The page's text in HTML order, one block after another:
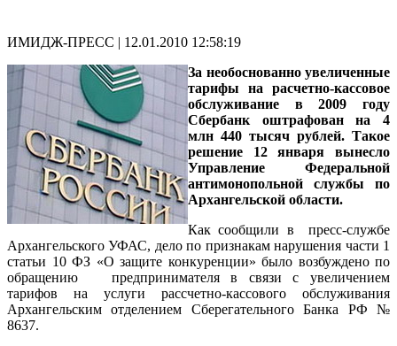
ИМИДЖ-ПРЕСС | 12.01.2010 12:58:19
За необоснованно увеличенные
тарифы на расчетно-кассовое
обслуживание в 2009 году
Сбербанк оштрафован на 4
млн 440 тысяч рублей. Такое
решение 12 января вынесло
Управление Федеральной
антимонопольной службы по
Архангельской области.
Как сообщили в пресс-службе
Архангельского УФАС, дело по признакам нарушения части 1
статьи 10 ФЗ «О защите конкуренции» было возбуждено по
обращению предпринимателя в связи с увеличением
тарифов на услуги рассчетно-кассового обслуживания
Архангельским отделением Сберегательного Банка РФ №
8637.